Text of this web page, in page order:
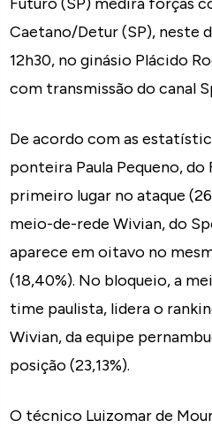
Caetano/Detur (SP), neste
12h30, no ginásio Plácido
com transmissão do canal
De acordo com as
ponteira Paula Pequeno, do
primeiro lugar no ataque
meio-de-rede Wivian, do
aparece em oitavo no
(18,40%). No bloqueio, a
time paulista, lidera o
Wivian, da equipe
posição (23,13%).
O técnico Luizomar de